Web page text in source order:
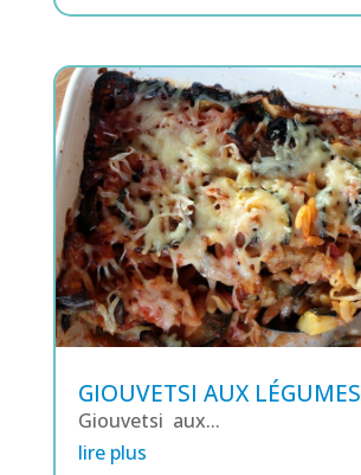
GIOUVETSI AUX LÉGUMES
Giouvetsi aux...
lire plus